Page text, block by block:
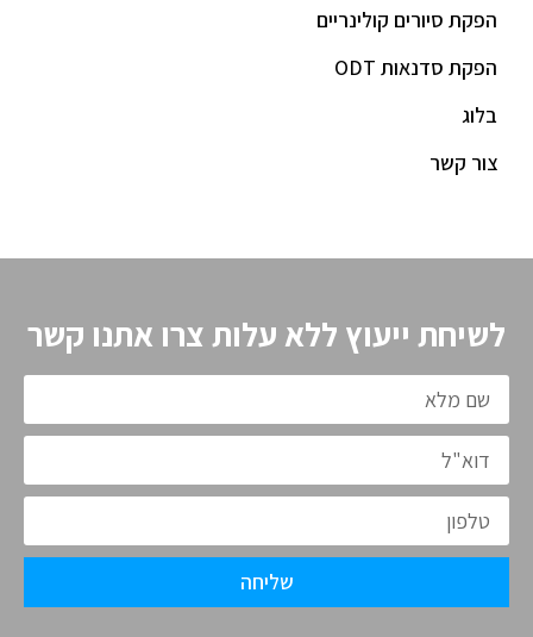
הפקת סיורים קולינריים
הפקת סדנאות ODT
בלוג
צור קשר
לשיחת ייעוץ ללא עלות צרו אתנו קשר
שליחה